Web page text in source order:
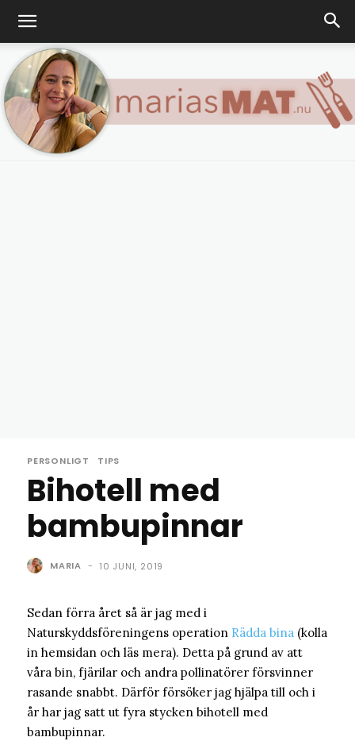
PERSONLIGT TIPS
Bihotell med
bambupinnar
MARIA - 10 JUNI, 2019
Sedan förra året så är jag med i
Naturskyddsföreningens operation Rädda bina (kolla
in hemsidan och läs mera). Detta på grund av att
våra bin, fjärilar och andra pollinatörer försvinner
rasande snabbt. Därför försöker jag hjälpa till och i
år har jag satt ut fyra stycken bihotell med
bambupinnar.